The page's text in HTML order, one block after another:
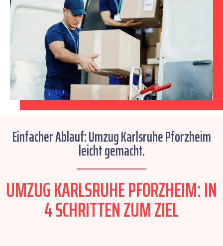
Einfacher Ablauf: Umzug Karlsruhe Pforzheim
leicht gemacht.
UMZUG KARLSRUHE PFORZHEIM: IN
4 SCHRITTEN ZUM ZIEL